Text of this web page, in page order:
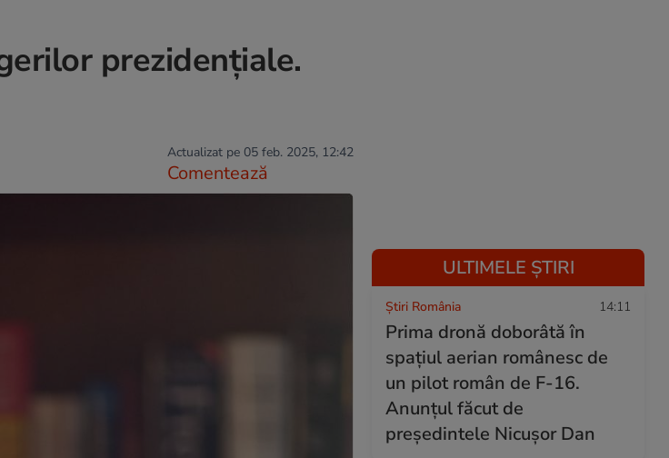
prezidenţiale.
Actualizat pe 05 feb. 2025, 12:42
Comentează
ULTIMELE ȘTIRI
Știri România 14:11
Prima dronă doborâtă în
spațiul aerian românesc de
un pilot român de F-16.
Anunțul făcut de
președintele Nicușor Dan